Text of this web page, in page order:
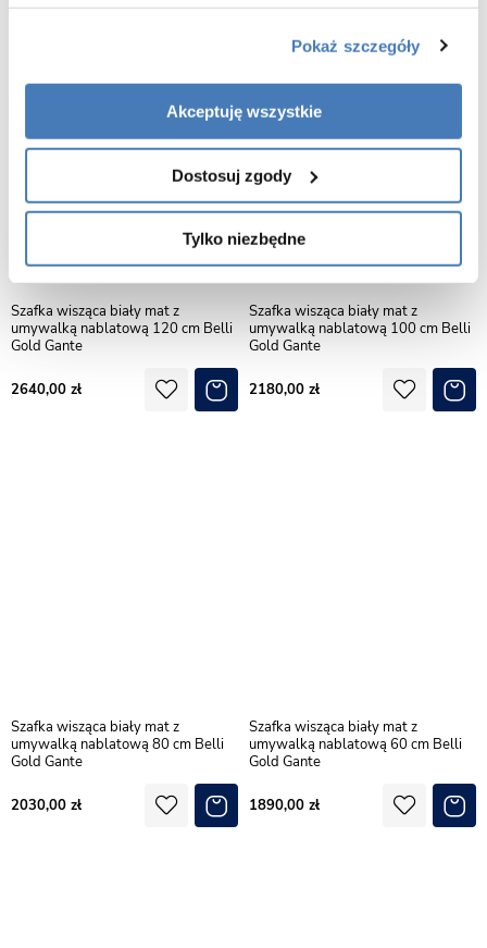
Pokaż szczegóły
Akceptuję wszystkie
Dostosuj zgody
Tylko niezbędne
Szafka wisząca biały mat z
umywalką nablatową 120 cm Belli
Gold Gante
2640,00
Szafka wisząca biały mat z
umywalką nablatową 100 cm Belli
Gold Gante
2180,00
Szafka wisząca biały mat z
umywalką nablatową 80 cm Belli
Gold Gante
2030,00
Szafka wisząca biały mat z
umywalką nablatową 60 cm Belli
Gold Gante
1890,00